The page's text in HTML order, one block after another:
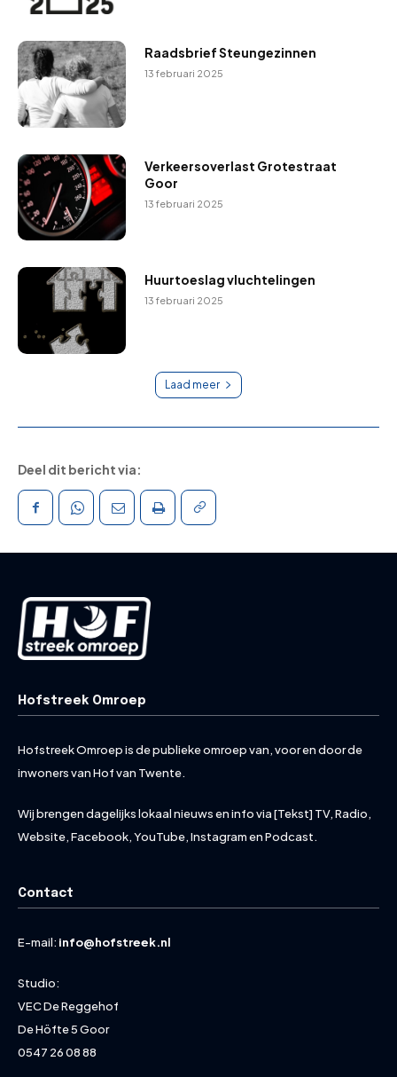
Raadsbrief Steungezinnen
13 februari 2025
Verkeersoverlast Grotestraat
Goor
13 februari 2025
Huurtoeslag vluchtelingen
13 februari 2025
Laad meer
Deel dit bericht via:
Hofstreek Omroep
Hofstreek Omroep is de publieke omroep van, voor en door de
inwoners van Hof van Twente.
Wij brengen dagelijks lokaal nieuws en info via [Tekst] TV, Radio,
Website, Facebook, YouTube, Instagram en Podcast.
Contact
E-mail: info@hofstreek.nl
Studio:
VEC De Reggehof
De Höfte 5 Goor
0547 26 08 88